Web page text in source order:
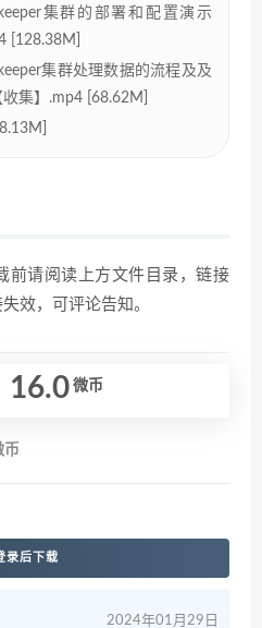
集群的部署和配置演示
[128.38M]
集群处理数据的流程及及
集】.mp4 [68.62M]
前请阅读上方文件目录，链接
效，可评论告知。
16.0 微币
币
录后下载
2024年01月29日